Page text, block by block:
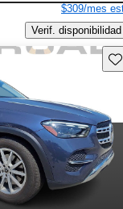
$309/mes
Verif. disponibilidad